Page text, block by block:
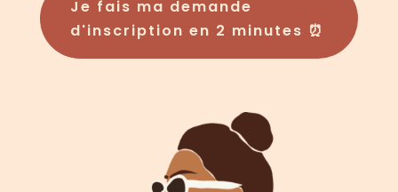
Je fais ma demande
d'inscription en 2 minutes ⏰